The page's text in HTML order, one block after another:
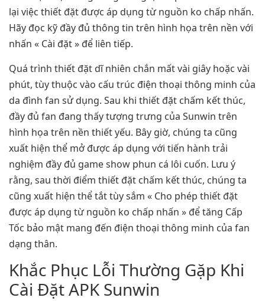
lại việc thiết đặt được áp dụng từ nguồn ko chấp nhấn.
Hãy đọc kỹ đầy đủ thông tin trên hình họa trên nền với
nhấn « Cài đặt » để liên tiếp.
Quá trình thiết đặt dĩ nhiên chắn mất vài giây hoặc vài
phút, tùy thuộc vào cấu trúc điện thoại thông minh của
da đình fan sử dụng. Sau khi thiết đặt chấm kết thúc,
đầy đủ fan đang thấy tượng trưng của Sunwin trên
hình họa trên nền thiết yếu. Bây giờ, chúng ta cũng
xuất hiện thể mở được áp dụng với tiến hành trải
nghiệm đầy đủ game show phun cá lôi cuốn. Lưu ý
rằng, sau thời điểm thiết đặt chấm kết thúc, chúng ta
cũng xuất hiện thể tắt tùy sắm « Cho phép thiết đặt
được áp dụng từ nguồn ko chấp nhấn » để tăng Cấp
Tốc bảo mật mang đến điện thoại thông minh của fan
dạng thân.
Khắc Phục Lỗi Thường Gặp Khi
Cài Đặt APK Sunwin